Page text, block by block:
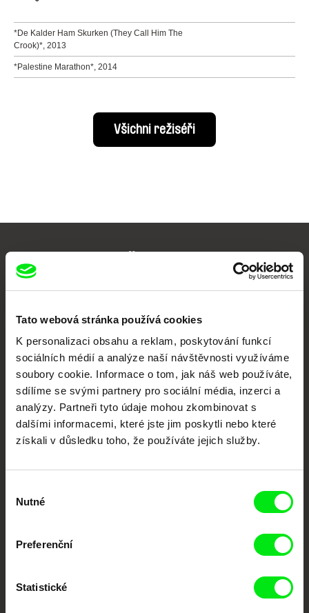
Tato webová stránka používá cookies
K personalizaci obsahu a reklam, poskytování funkcí
sociálních médií a analýze naší návštěvnosti využíváme
soubory cookie. Informace o tom, jak náš web používáte,
sdílíme se svými partnery pro sociální média, inzerci a
analýzy. Partneři tyto údaje mohou zkombinovat s
dalšími informacemi, které jste jim poskytli nebo které
získali v důsledku toho, že používáte jejich služby.
souhlasu
Nutné
Preferenční
Statistické
*De Kalder Ham Skurken (They Call Him The
Crook)*, 2013
*Palestine Marathon*, 2014
Všichni režiséři
dokumentární kino
Nové festivalové filmy
každý týden
Portál DAFilms.cz je výsledkem tvůrčí spolupráce 7 klíčových evropských
festivalů dokumentárního filmu sdružených do Doc Alliance. Naším cílem je
posouvat hranice dokumentárního filmu, propagovat jeho rozmanitost a
podporovat kvalitní autorské filmy.
Členové Doc Alliance